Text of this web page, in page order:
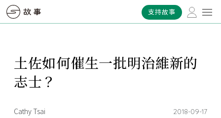
支持故事
土佐如何催生一批明治維新的
志士？
Cathy Tsai 2018-09-17